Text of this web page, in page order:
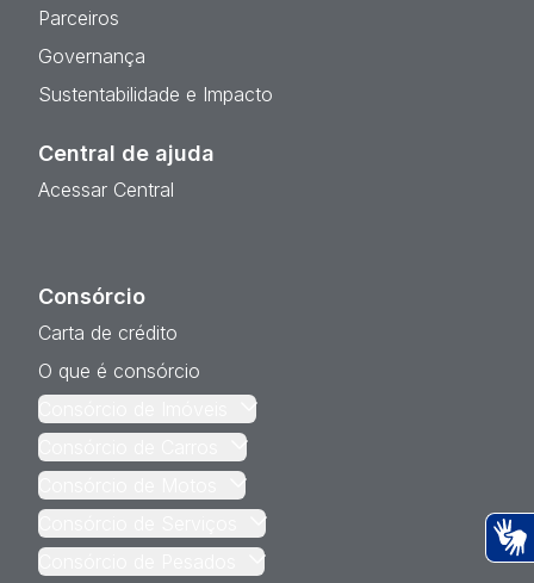
Parceiros
Governança
Sustentabilidade e Impacto
Central de ajuda
Acessar Central
Consórcio
Carta de crédito
O que é consórcio
Consórcio de Imóveis
Consórcio de Carros
Consórcio de Motos
Consórcio de Serviços
Consórcio de Pesados